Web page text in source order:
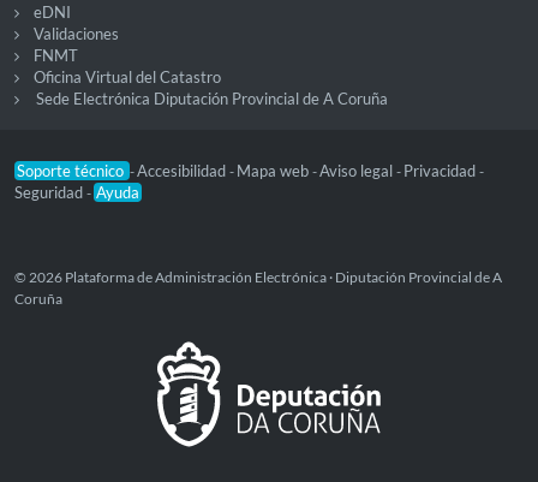
eDNI
Validaciones
FNMT
Oficina Virtual del Catastro
Sede Electrónica Diputación Provincial de A Coruña
Soporte técnico -Accesibilidad - Mapa web -Aviso legal - Privacidad -
Seguridad - Ayuda
© 2026 Plataforma de Administración Electrónica · Diputación Provincial de A
Coruña